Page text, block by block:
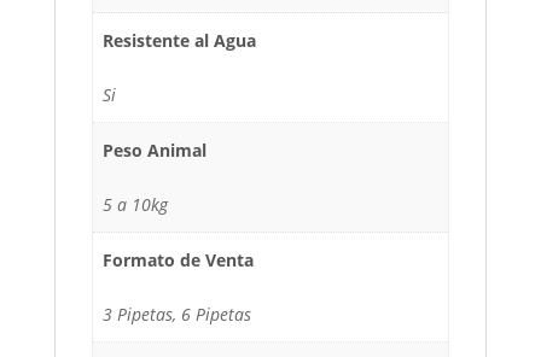
Resistente al Agua
Si
Peso Animal
5 a 10kg
Formato de Venta
3 Pipetas, 6 Pipetas